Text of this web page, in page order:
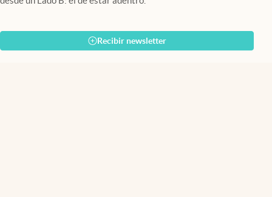
Recibir newsletter